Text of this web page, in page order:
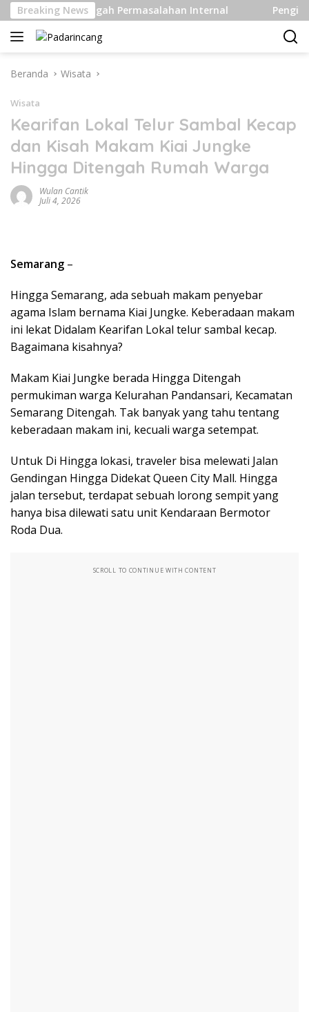
Langsung
ke
konten
Breaking News
Di Ditengah Permasalahan Internal Pengiriman
Beranda Wisata
Wisata
Kearifan Lokal Telur Sambal Kecap
dan Kisah Makam Kiai Jungke
Hingga Ditengah Rumah Warga
Wulan Cantik
Juli 4, 2026
Semarang –
Hingga Semarang, ada sebuah makam penyebar
agama Islam bernama Kiai Jungke. Keberadaan makam
ini lekat Didalam Kearifan Lokal telur sambal kecap.
Bagaimana kisahnya?
Makam Kiai Jungke berada Hingga Ditengah
permukiman warga Kelurahan Pandansari, Kecamatan
Semarang Ditengah. Tak banyak yang tahu tentang
keberadaan makam ini, kecuali warga setempat.
Untuk Di Hingga lokasi, traveler bisa melewati Jalan
Gendingan Hingga Didekat Queen City Mall. Hingga
jalan tersebut, terdapat sebuah lorong sempit yang
hanya bisa dilewati satu unit Kendaraan Bermotor
Roda Dua.
SCROLL TO CONTINUE WITH CONTENT